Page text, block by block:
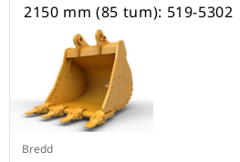
2150 mm (85 tum): 519-5302
Bredd